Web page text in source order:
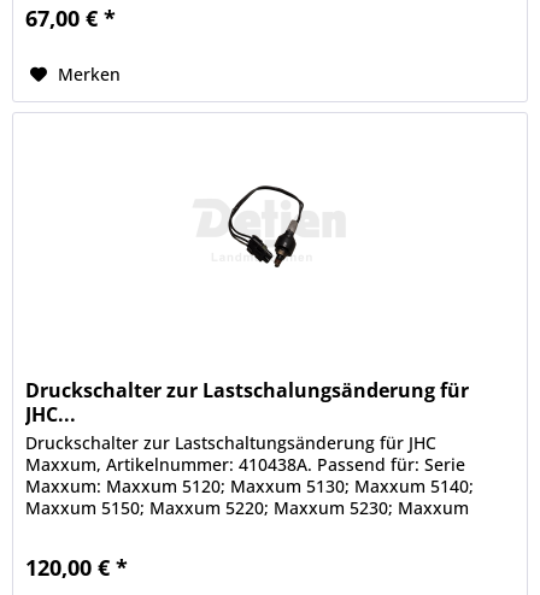
67,00 € *
Merken
Druckschalter zur Lastschalungsänderung für
JHC...
Druckschalter zur Lastschaltungsänderung für JHC
Maxxum, Artikelnummer: 410438A. Passend für: Serie
Maxxum: Maxxum 5120; Maxxum 5130; Maxxum 5140;
Maxxum 5150; Maxxum 5220; Maxxum 5230; Maxxum
120,00 € *